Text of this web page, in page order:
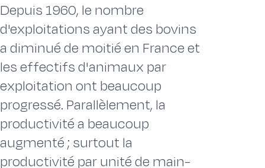
Depuis 1960, le nombre
d'exploitations ayant des bovins
a diminué de moitié en France et
les effectifs d'animaux par
exploitation ont beaucoup
progressé. Parallèlement, la
productivité a beaucoup
augmenté ; surtout la
productivité par unité de main-